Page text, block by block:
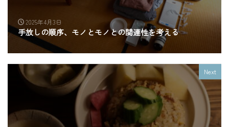
2025年4月3日
手放しの順序、モノとモノとの関連性を考える
Next